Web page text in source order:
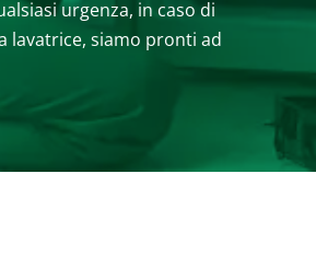
urgenza, in caso di
lavatrice, siamo pronti ad